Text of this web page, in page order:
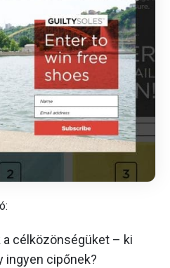
célközönségüket – ki
ingyen cipőnek?